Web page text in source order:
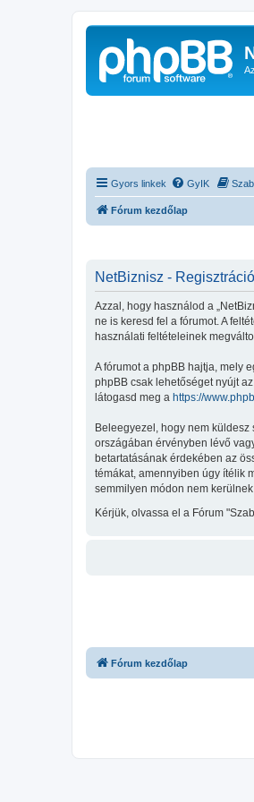
Gyors linkek GyIK
Fórum kezdőlap
NetBiznisz - Regisztráció
Azzal, hogy használod a
ne is keresd fel a fórumot. A
használati feltételeinek
A fórumot a phpBB hajtja, mely
phpBB csak lehetőséget nyújt
látogasd meg a https://
Beleegyezel, hogy nem
országában érvényben lévő
betartatásának érdekében az
témákat, amennyiben úgy ítélik
semmilyen módon nem
Kérjük, olvassa el a Fórum
Fórum kezdőlap